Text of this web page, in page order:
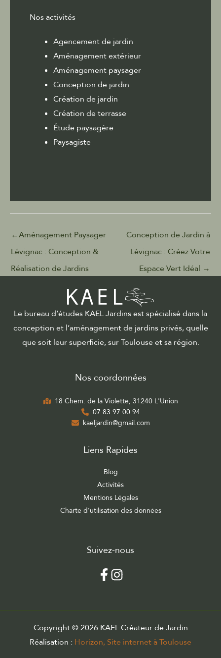
Nos activités
Agencement de jardin
Aménagement extérieur
Aménagement paysager
Conception de jardin
Création de jardin
Création de terrasse
Étude paysagère
Paysagiste
←Aménagement Paysager
Lévignac : Conception &
Réalisation de Jardins
Conception de Jardin à
Lévignac : Créez Votre
Espace Vert Idéal →
Le bureau d’études KAEL Jardins est spécialisé dans la
conception et l’aménagement de jardins privés, quelle
que soit leur superficie, sur Toulouse et sa région.
Nos coordonnées
18 Chem. de la Violette, 31240 L'Union
07 83 97 00 94
kaeljardin@gmail.com
Liens Rapides
Blog
Activités
Mentions Légales
Charte d’utilisation des données
Suivez-nous
Copyright © 2026 KAEL Créateur de Jardin
Réalisation : Horizon, Site internet à Toulouse